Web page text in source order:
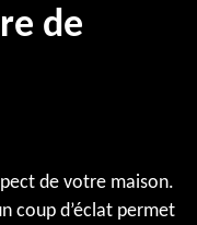
de
de votre maison.
coup d’éclat permet